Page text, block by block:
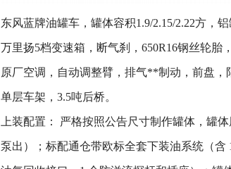
东风蓝牌油罐车，罐体容积1.9/2.15/2.22方，
万里扬5档变速箱，断气刹，650R16钢丝轮胎
原厂空调，自动调整臂，排气**制动，前盘
单层车架，3.5吨后桥。
上装配置： 严格按照公告尺寸制作罐体，罐
泵出）；标配通仓带欧标全套下装油系统（